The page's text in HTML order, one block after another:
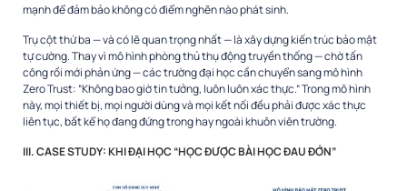
mạnh để đảm bảo không có điểm nghẽn nào phát sinh.
Trụ cột thứ ba — và có lẽ quan trọng nhất — là xây dựng kiến trúc bảo mật
tự cường. Thay vì mô hình phòng thủ thụ động truyền thống — chờ tấn
công rồi mới phản ứng — các trường đại học cần chuyển sang mô hình
Zero Trust: “Không bao giờ tin tưởng, luôn luôn xác thực.” Trong mô hình
này, mọi thiết bị, mọi người dùng và mọi kết nối đều phải được xác thực
liên tục, bất kể họ đang đứng trong hay ngoài khuôn viên trường.
III. CASE STUDY: KHI ĐẠI HỌC “HỌC ĐƯỢC BÀI HỌC ĐAU ĐỚN”